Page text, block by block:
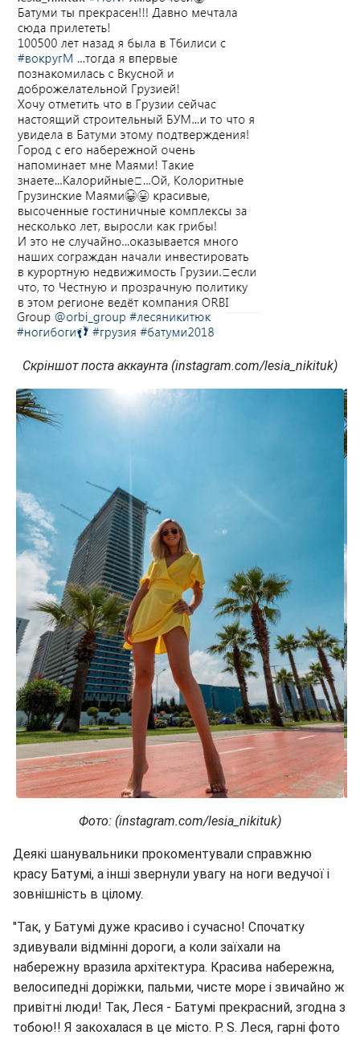
Скріншот поста аккаунта (instagram.com/lesia_nikituk)
Фото: (instagram.com/lesia_nikituk)
Деякі шанувальники прокоментували справжню
красу Батумі, а інші звернули увагу на ноги ведучої і
зовнішність в цілому.
"Так, у Батумі дуже красиво і сучасно! Спочатку
здивували відмінні дороги, а коли заїхали на
набережну вразила архітектура. Красива набережна,
велосипедні доріжки, пальми, чисте море і звичайно ж
привітні люди! Так, Леся - Батумі прекрасний, згодна з
тобою!! Я закохалася в це місто. P. S. Леся, гарні фото